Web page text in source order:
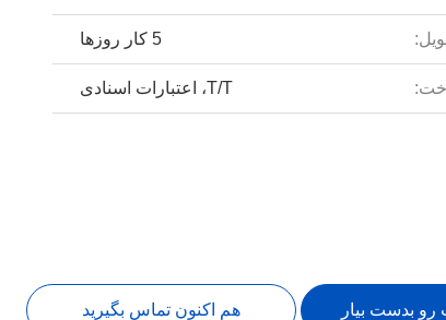
5 کار روزها
T/T، اعتبارات اسنادی
رو بدست بیار هم اکنون تماس بگیرید